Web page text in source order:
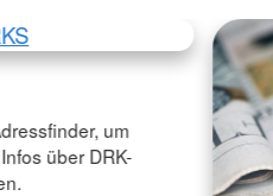
um
über DRK-